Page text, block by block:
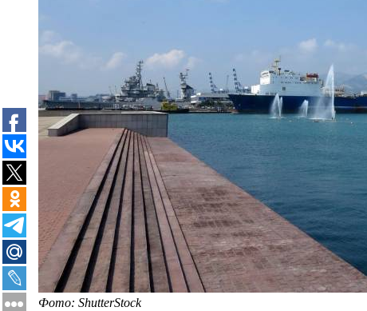
Фото: ShutterStock